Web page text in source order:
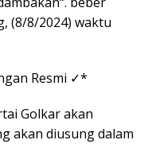
(8/8/2024) waktu
Resmi ✓*
Golkar akan
akan diusung dalam